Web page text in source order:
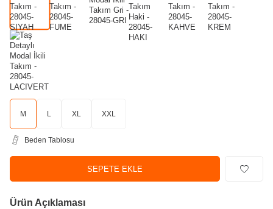
M L XL XXL
Beden Tablosu
SEPETE EKLE
Ürün Açıklaması